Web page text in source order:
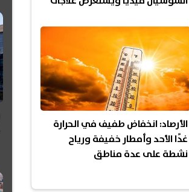
الأرصاد: انخفاض طفيف في الحرارة
غدًا الأحد وأمطار خفيفة ورياح
نشطة على عدة مناطق